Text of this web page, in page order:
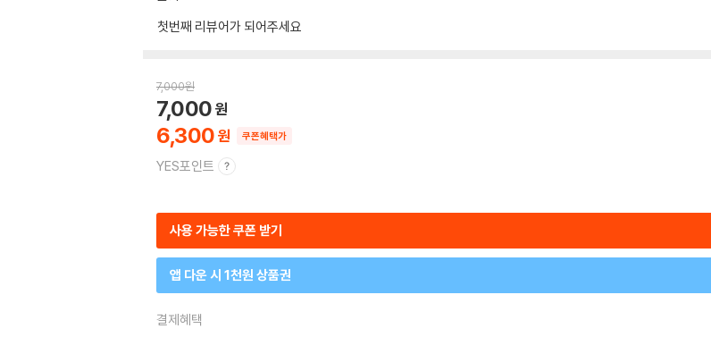
첫번째 리뷰어가 되어주세요
7,000원
6,300
7,000
쿠폰혜택가
YES포인트
사용 가능한 쿠폰 받기
앱 다운 시 1천원 상품권
결제혜택